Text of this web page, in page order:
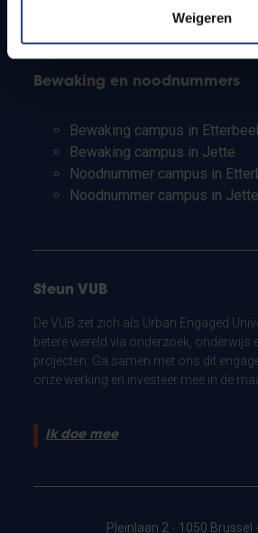
Weigeren
Bewaking en noodnummers
Bewaking campus in
Bewaking campus in Jette
Noodnummer campus in
Noodnummer campus in Jette
Steun VUB
De VUB zet zich als Urban Engaged
betere wereld via onderzoek, onderwijs
projecten. Ga samen met ons dit
onze werking en investeer mee in de
Ik doe mee
Pleinlaan 2 - 1050 Brussel